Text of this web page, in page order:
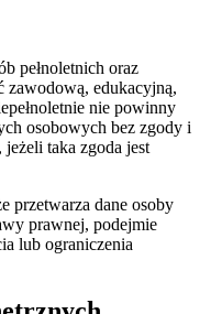
pełnoletnich oraz
zawodową, edukacyjną,
nie powinny
osobowych bez zgody i
taka zgoda jest
przetwarza dane osoby
prawnej, podejmie
lub ograniczenia